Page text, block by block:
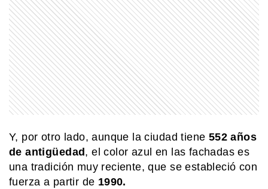
Y, por otro lado, aunque la ciudad tiene 552 años
de antigüedad , el color azul en las fachadas es
una tradición muy reciente, que se estableció con
fuerza a partir de 1990.
MI PAIS
La historia de la picada argentina y
sus sabores inmigrantes
COMUNIDAD EDUCATIVA
Crianza 2.0: la literatura infantil y
cómo fomentarla en las casas y
escuelas
SABER MAS
Mar, golfo, bahía y estrecho: ¿cómo se
diferencian?